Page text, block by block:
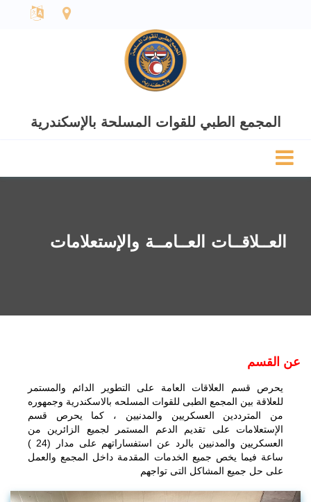
المجمع الطبي للقوات المسلحة بالإسكندرية
العــلاقــات العــامــة والإستعلامات
عن القسم
يحرص قسم العلاقات العامة على التطوير الدائم والمستمر
للعلاقة بين المجمع الطبى للقوات المسلحه بالاسكندرية وجمهوره
من المترددين العسكريين والمدنيين ، كما يحرص قسم
الإستعلامات على تقديم الدعم المستمر لجميع الزائرين من
العسكريين والمدنيين بالرد عن استفساراتهم على مدار (24 )
ساعة فيما يخص جميع الخدمات المقدمة داخل المجمع والعمل
على حل جميع المشاكل التى تواجهم